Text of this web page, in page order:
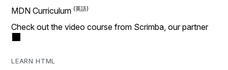
MDN Curriculum
Check out the video course from Scrimba, our partner
LEARN HTML